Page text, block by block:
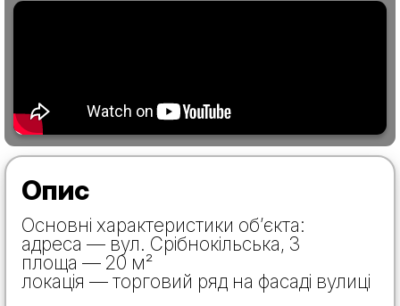
Опис
Основні характеристики об’єкта:
адреса — вул. Срібнокільська, 3
площа — 20 м²
локація — торговий ряд на фасаді вулиці